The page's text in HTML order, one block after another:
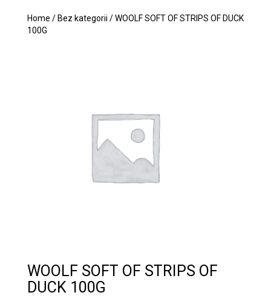
Home / Bez kategorii / WOOLF SOFT OF STRIPS OF DUCK
100G
WOOLF SOFT OF STRIPS OF
DUCK 100G